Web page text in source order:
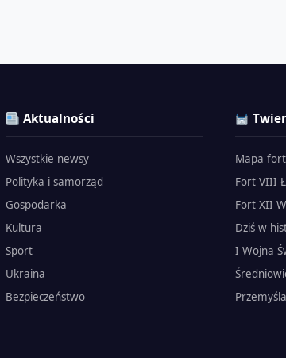
Aktualności
Wszystkie newsy
Polityka i samorząd
Gospodarka
Kultura
Sport
Ukraina
Bezpieczeństwo
Mapa
Fort VIII
Fort XII
Dziś w
I Wojna